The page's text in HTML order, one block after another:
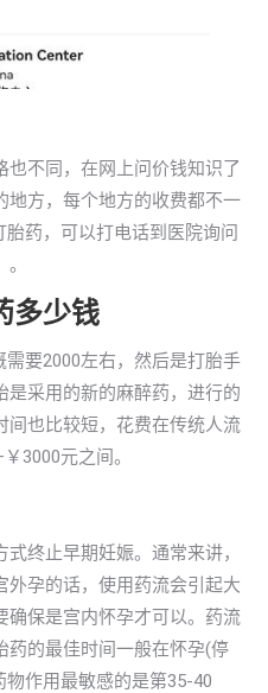
也不同，在网上问价钱知识了
地方，每个地方的收费都不一
药，可以打电话到医院询问
多少钱
要2000左右，然后是打胎手
是采用的新的麻醉药，进行的
间也比较短，花费在传统人流
3000元之间。
终止早期妊娠。通常来讲，
外孕的话，使用药流会引起大
确保是宫内怀孕才可以。药流
药的最佳时间一般在怀孕(停
作用最敏感的是第35-40